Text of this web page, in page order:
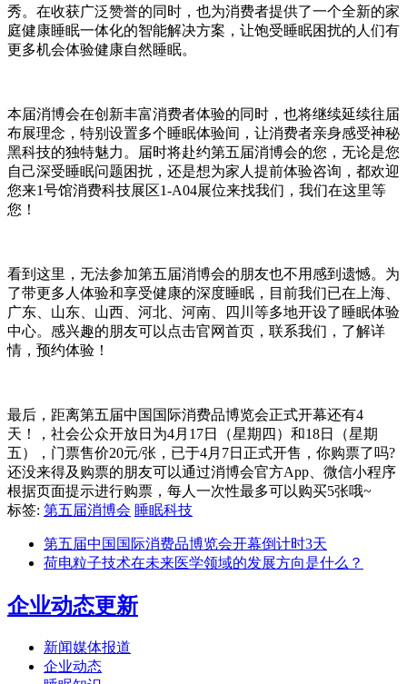
秀。在收获广泛赞誉的同时，也为消费者提供了一个全新的家
庭健康睡眠一体化的智能解决方案，让饱受睡眠困扰的人们有
更多机会体验健康自然睡眠。
本届消博会在创新丰富消费者体验的同时，也将继续延续往届
布展理念，特别设置多个睡眠体验间，让消费者亲身感受神秘
黑科技的独特魅力。届时将赴约第五届消博会的您，无论是您
自己深受睡眠问题困扰，还是想为家人提前体验咨询，都欢迎
您来1号馆消费科技展区1-A04展位来找我们，我们在这里等
您！
看到这里，无法参加第五届消博会的朋友也不用感到遗憾。为
了带更多人体验和享受健康的深度睡眠，目前我们已在上海、
广东、山东、山西、河北、河南、四川等多地开设了睡眠体验
中心。感兴趣的朋友可以点击官网首页，联系我们，了解详
情，预约体验！
最后，距离第五届中国国际消费品博览会正式开幕还有4
天！，社会公众开放日为4月17日（星期四）和18日（星期
五），门票售价20元/张，已于4月7日正式开售，你购票了吗?
还没来得及购票的朋友可以通过消博会官方App、微信小程序
根据页面提示进行购票，每人一次性最多可以购买5张哦~
标签: 第五届消博会 睡眠科技
第五届中国国际消费品博览会开幕倒计时3天
荷电粒子技术在未来医学领域的发展方向是什么？
企业动态更新
新闻媒体报道
企业动态